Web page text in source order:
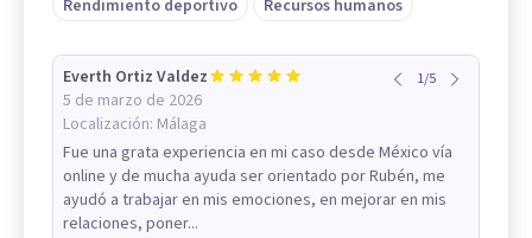
Rendimiento deportivo Recursos humanos
Everth Ortiz Valdez
5 de marzo de 2026
Localización: Málaga
1/5
Fue una grata experiencia en mi caso desde México vía
online y de mucha ayuda ser orientado por Rubén, me
ayudó a trabajar en mis emociones, en mejorar en mis
relaciones, poner...